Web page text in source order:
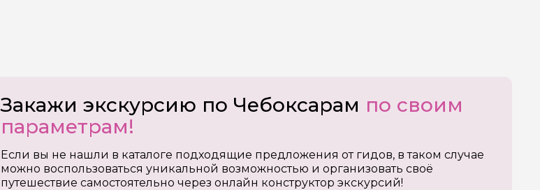
Закажи экскурсию по Чебоксарам по своим
параметрам!
Если вы не нашли в каталоге подходящие предложения от гидов, в таком случае
можно воспользоваться уникальной возможностью и организовать своё
путешествие самостоятельно через онлайн конструктор экскурсий!